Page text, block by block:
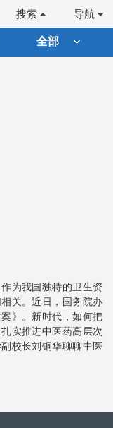
导航
搜索
全部
为我国独特的卫生资
关。近日，国务院办
》。新时代，如何把
实推进中医药高层次
校长刘铜华聊聊中医